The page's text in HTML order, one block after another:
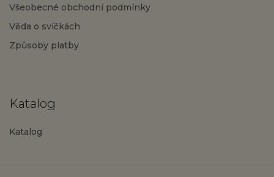
Všeobecné obchodní podmínky
Věda o svíčkách
Způsoby platby
Katalog
Katalog